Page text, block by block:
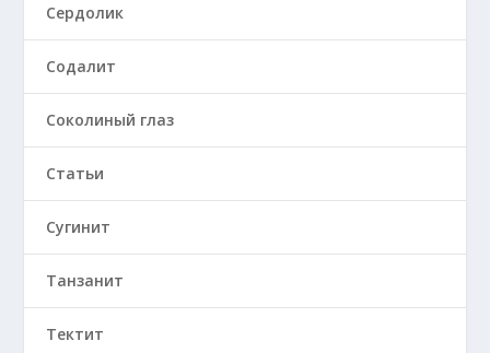
Сердолик
Содалит
Соколиный глаз
Статьи
Сугинит
Танзанит
Тектит